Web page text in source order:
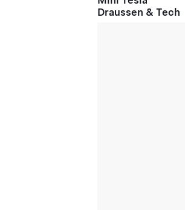
Draussen & Tech